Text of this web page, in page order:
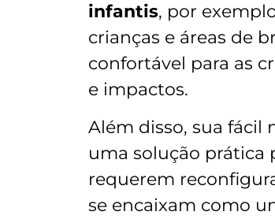
infantis, por
crianças e áreas de
confortável para as
e impactos.
Além disso, sua
uma solução prática
requerem
se encaixam como